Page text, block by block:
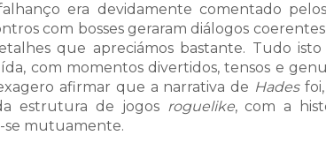
era devidamente comentado
com bosses geraram diálogos
que apreciámos bastante. Tudo
com momentos divertidos, tensos e
afirmar que a narrativa de Hadesfoi,
estrutura de jogos roguelike, com a
se mutuamente.